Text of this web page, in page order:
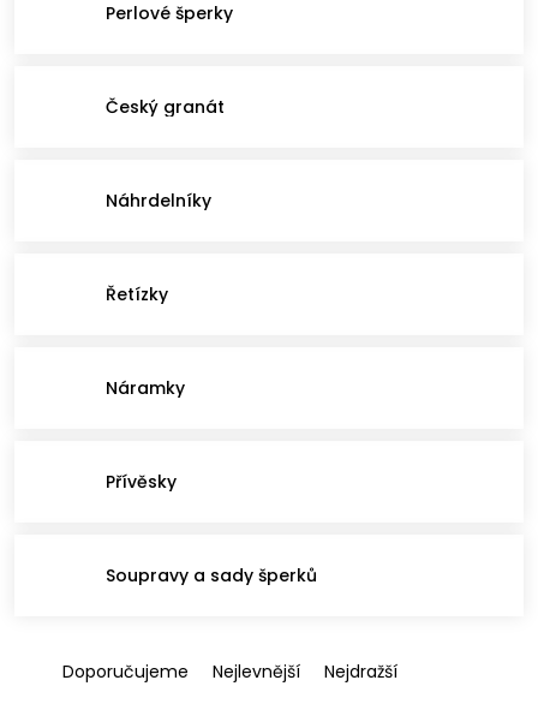
Perlové šperky
Český granát
Náhrdelníky
Řetízky
Náramky
Přívěsky
Soupravy a sady šperků
Ř
aDoporučujeme Nejlevnější
Nejdražší